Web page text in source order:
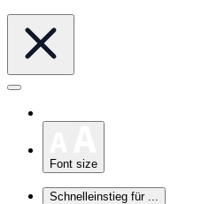
Font size
Schnelleinstieg für ...